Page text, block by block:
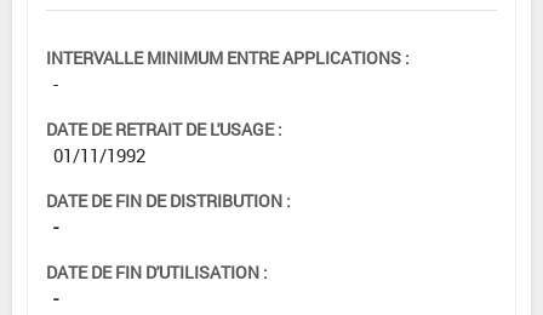
INTERVALLE MINIMUM ENTRE APPLICATIONS :
-
DATE DE RETRAIT DE L'USAGE :
01/11/1992
DATE DE FIN DE DISTRIBUTION :
-
DATE DE FIN D'UTILISATION :
-